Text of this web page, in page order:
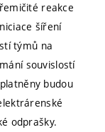
reakce
šíření
týmů na
souvislostí
budou
odprašky.